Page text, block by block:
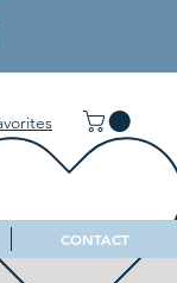
CONTACT